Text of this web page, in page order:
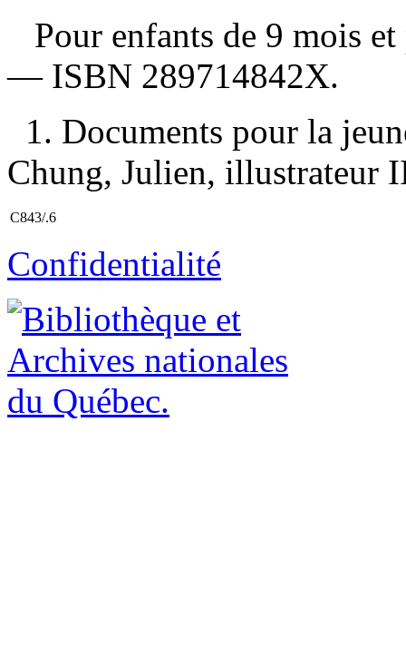
Pour enfants de 9 mois
— ISBN 289714842X.
1. Documents pour la
Chung, Julien, illustrateur
C843/.6
Confidentialité